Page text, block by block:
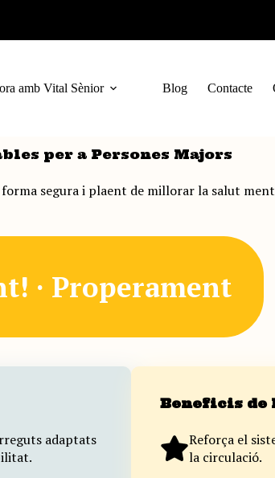
amb Vital Sènior Blog Contacte
per a Persones Majors
segura i plaent de millorar la salut
· Properament
adaptats
Beneficis de
Reforça el
la circulació.